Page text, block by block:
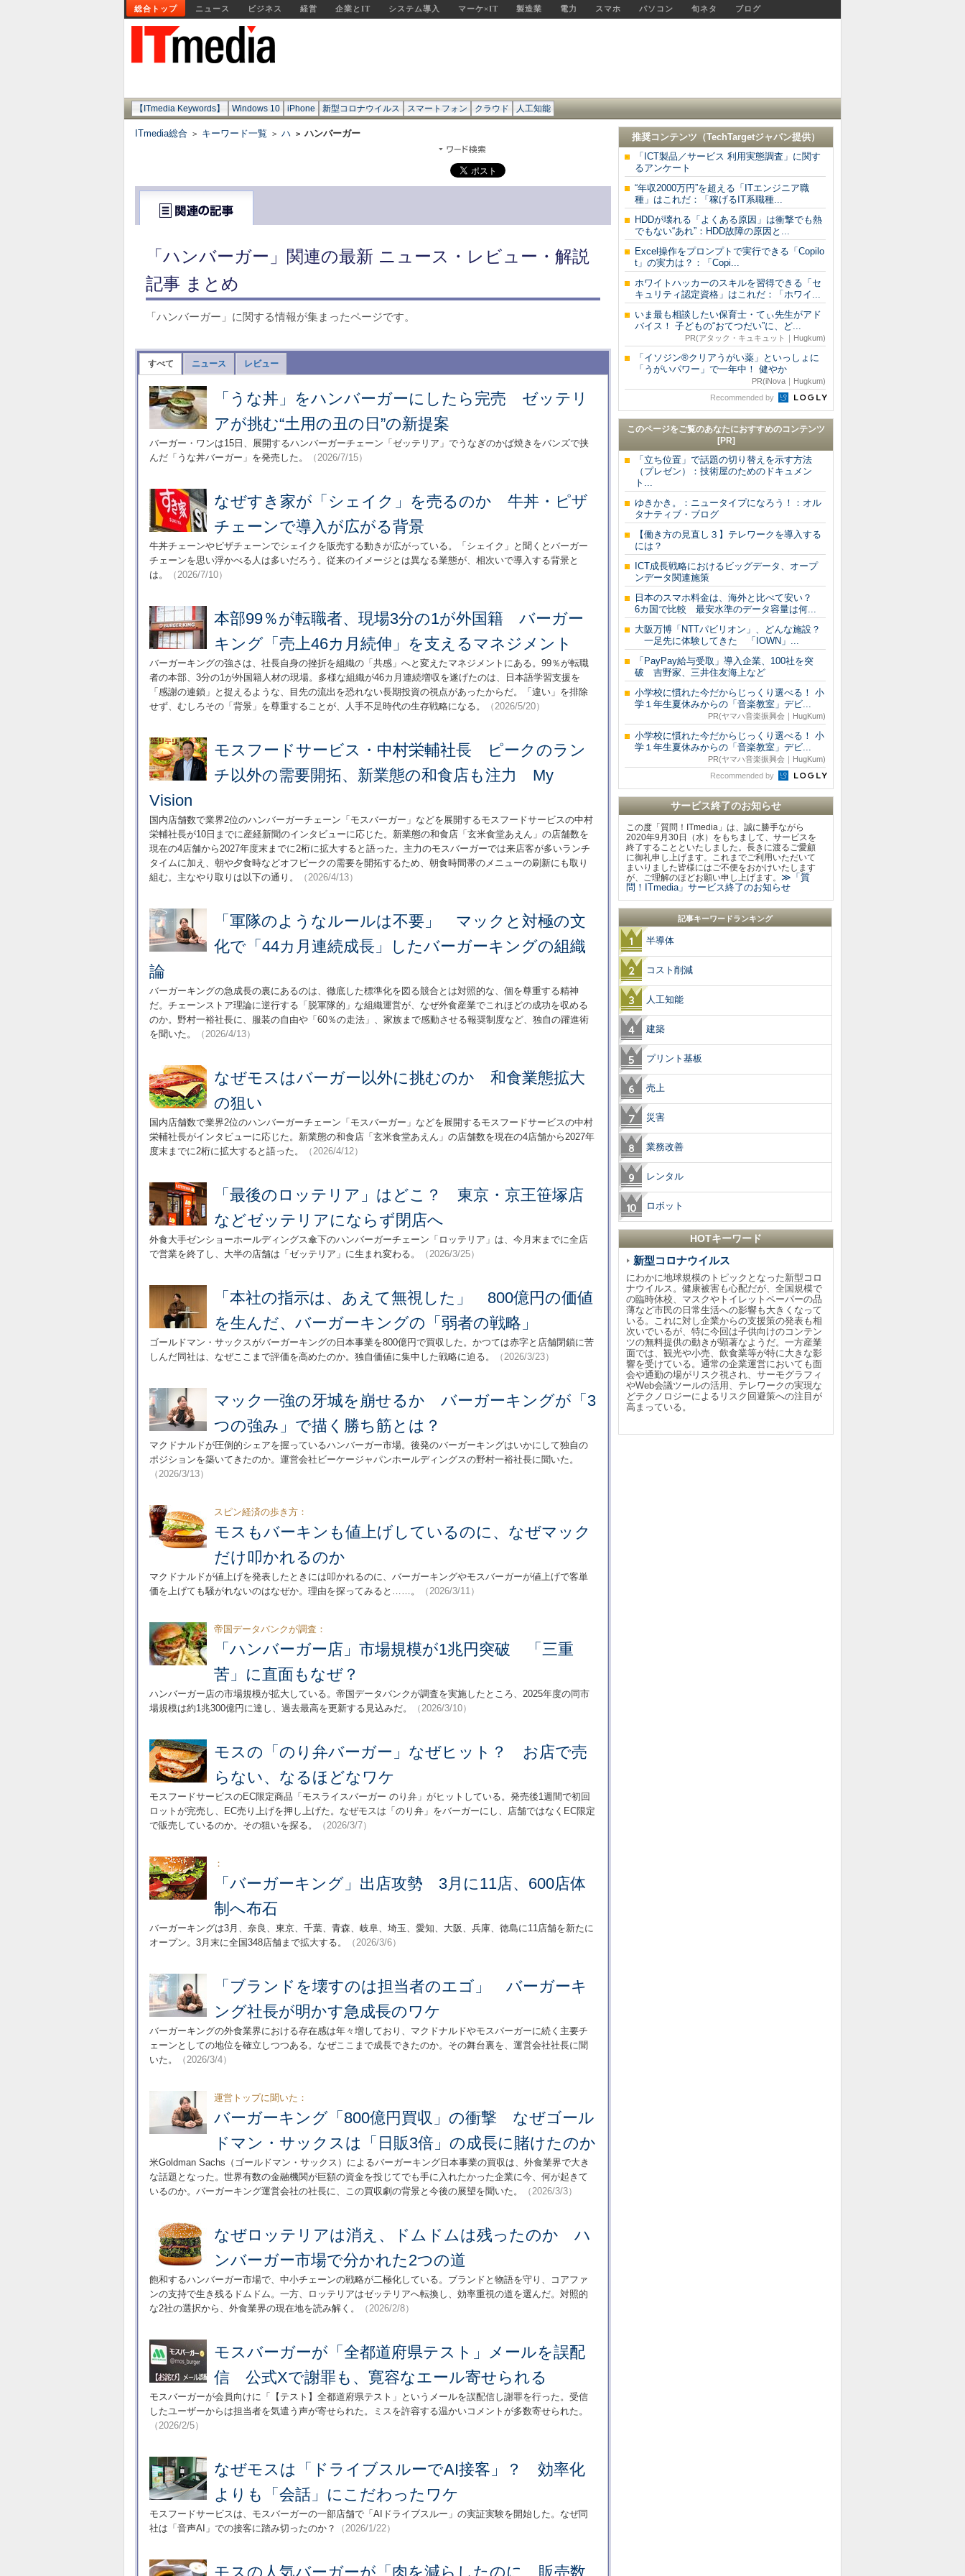
総合トップ ニュース ビジネス 経営 企業とIT システム導入 マーケ×IT 製造業 電力 スマホ パソコン 旬ネタ ブログ
【ITmedia Keywords】 Windows 10 iPhone 新型コロナウイルス スマートフォン クラウド 人工知能
ITmedia総合 > キーワード一覧 > ハ > ハンバーガー
「ハンバーガー」関連の最新 ニュース・レビュー・解説
記事 まとめ
「ハンバーガー」に関する情報が集まったページです。
すべて ニュース レビュー
「うな丼」をハンバーガーにしたら完売 ゼッテリ
アが挑む“土用の丑の日”の新提案
バーガー・ワンは15日、展開するハンバーガーチェーン「ゼッテリア」でうなぎのかば焼きをバンズで挟
んだ「うな丼バーガー」を発売した。
（2026/7/15）
なぜすき家が「シェイク」を売るのか 牛丼・ピザ
チェーンで導入が広がる背景
牛丼チェーンやピザチェーンでシェイクを販売する動きが広がっている。「シェイク」と聞くとバーガー
チェーンを思い浮かべる人は多いだろう。従来のイメージとは異なる業態が、相次いで導入する背景と
は。
（2026/7/10）
本部99％が転職者、現場3分の1が外国籍 バーガー
キング「売上46カ月続伸」を支えるマネジメント
バーガーキングの強さは、社長自身の挫折を組織の「共感」へと変えたマネジメントにある。99％が転職
者の本部、3分の1が外国籍人材の現場。多様な組織が46カ月連続増収を遂げたのは、日本語学習支援を
「感謝の連鎖」と捉えるような、目先の流出を恐れない長期投資の視点があったからだ。「違い」を排除
せず、むしろその「背景」を尊重することが、人手不足時代の生存戦略になる。
（2026/5/20）
モスフードサービス・中村栄輔社長 ピークのラン
チ以外の需要開拓、新業態の和食店も注力 My
Vision
国内店舗数で業界2位のハンバーガーチェーン「モスバーガー」などを展開するモスフードサービスの中村
栄輔社長が10日までに産経新聞のインタビューに応じた。新業態の和食店「玄米食堂あえん」の店舗数を
現在の4店舗から2027年度末までに2桁に拡大すると語った。主力のモスバーガーでは来店客が多いランチ
タイムに加え、朝や夕食時などオフピークの需要を開拓するため、朝食時間帯のメニューの刷新にも取り
組む。主なやり取りは以下の通り。
（2026/4/13）
「軍隊のようなルールは不要」 マックと対極の文
化で「44カ月連続成長」したバーガーキングの組織
論
バーガーキングの急成長の裏にあるのは、徹底した標準化を図る競合とは対照的な、個を尊重する精神
だ。チェーンストア理論に逆行する「脱軍隊的」な組織運営が、なぜ外食産業でこれほどの成功を収める
のか。野村一裕社長に、服装の自由や「60％の走法」、家族まで感動させる報奨制度など、独自の躍進術
を聞いた。
（2026/4/13）
なぜモスはバーガー以外に挑むのか 和食業態拡大
の狙い
国内店舗数で業界2位のハンバーガーチェーン「モスバーガー」などを展開するモスフードサービスの中村
栄輔社長がインタビューに応じた。新業態の和食店「玄米食堂あえん」の店舗数を現在の4店舗から2027年
度末までに2桁に拡大すると語った。
（2026/4/12）
「最後のロッテリア」はどこ？ 東京・京王笹塚店
などゼッテリアにならず閉店へ
外食大手ゼンショーホールディングス傘下のハンバーガーチェーン「ロッテリア」は、今月末までに全店
で営業を終了し、大半の店舗は「ゼッテリア」に生まれ変わる。
（2026/3/25）
「本社の指示は、あえて無視した」 800億円の価値
を生んだ、バーガーキングの「弱者の戦略」
ゴールドマン・サックスがバーガーキングの日本事業を800億円で買収した。かつては赤字と店舗閉鎖に苦
しんだ同社は、なぜここまで評価を高めたのか。独自価値に集中した戦略に迫る。
（2026/3/23）
マック一強の牙城を崩せるか バーガーキングが「3
つの強み」で描く勝ち筋とは？
マクドナルドが圧倒的シェアを握っているハンバーガー市場。後発のバーガーキングはいかにして独自の
ポジションを築いてきたのか。運営会社ビーケージャパンホールディングスの野村一裕社長に聞いた。
（2026/3/13）
スピン経済の歩き方：
モスもバーキンも値上げしているのに、なぜマック
だけ叩かれるのか
マクドナルドが値上げを発表したときには叩かれるのに、バーガーキングやモスバーガーが値上げで客単
価を上げても騒がれないのはなぜか。理由を探ってみると……。
（2026/3/11）
帝国データバンクが調査：
「ハンバーガー店」市場規模が1兆円突破 「三重
苦」に直面もなぜ？
ハンバーガー店の市場規模が拡大している。帝国データバンクが調査を実施したところ、2025年度の同市
場規模は約1兆300億円に達し、過去最高を更新する見込みだ。
（2026/3/10）
モスの「のり弁バーガー」なぜヒット？ お店で売
らない、なるほどなワケ
モスフードサービスのEC限定商品「モスライスバーガー のり弁」がヒットしている。発売後1週間で初回
ロットが完売し、EC売り上げを押し上げた。なぜモスは「のり弁」をバーガーにし、店舗ではなくEC限定
で販売しているのか。その狙いを探る。
（2026/3/7）
：
「バーガーキング」出店攻勢 3月に11店、600店体
制へ布石
バーガーキングは3月、奈良、東京、千葉、青森、岐阜、埼玉、愛知、大阪、兵庫、徳島に11店舗を新たに
オープン。3月末に全国348店舗まで拡大する。
（2026/3/6）
「ブランドを壊すのは担当者のエゴ」 バーガーキ
ング社長が明かす急成長のワケ
バーガーキングの外食業界における存在感は年々増しており、マクドナルドやモスバーガーに続く主要チ
ェーンとしての地位を確立しつつある。なぜここまで成長できたのか。その舞台裏を、運営会社社長に聞
いた。
（2026/3/4）
運営トップに聞いた：
バーガーキング「800億円買収」の衝撃 なぜゴール
ドマン・サックスは「日販3倍」の成長に賭けたのか
米Goldman Sachs（ゴールドマン・サックス）によるバーガーキング日本事業の買収は、外食業界で大き
な話題となった。世界有数の金融機関が巨額の資金を投じてでも手に入れたかった企業に今、何が起きて
いるのか。バーガーキング運営会社の社長に、この買収劇の背景と今後の展望を聞いた。
（2026/3/3）
なぜロッテリアは消え、ドムドムは残ったのか ハ
ンバーガー市場で分かれた2つの道
飽和するハンバーガー市場で、中小チェーンの戦略が二極化している。ブランドと物語を守り、コアファ
ンの支持で生き残るドムドム。一方、ロッテリアはゼッテリアへ転換し、効率重視の道を選んだ。対照的
な2社の選択から、外食業界の現在地を読み解く。
（2026/2/8）
モスバーガーが「全都道府県テスト」メールを誤配
信 公式Xで謝罪も、寛容なエール寄せられる
モスバーガーが会員向けに「【テスト】全都道府県テスト」というメールを誤配信し謝罪を行った。受信
したユーザーからは担当者を気遣う声が寄せられた。ミスを許容する温かいコメントが多数寄せられた。
（2026/2/5）
なぜモスは「ドライブスルーでAI接客」？ 効率化
よりも「会話」にこだわったワケ
モスフードサービスは、モスバーガーの一部店舗で「AIドライブスルー」の実証実験を開始した。なぜ同
社は「音声AI」での接客に踏み切ったのか？
（2026/1/22）
モスの人気バーガーが「肉を減らしたのに、販売数
推奨コンテンツ（TechTargetジャパン提供）
「ICT製品／サービス 利用実態調査」に関す
るアンケート
“年収2000万円”を超える「ITエンジニア職
種」はこれだ：「稼げるIT系職種...
HDDが壊れる「よくある原因」は衝撃でも熱
でもない“あれ”：HDD故障の原因と...
Excel操作をプロンプトで実行できる「Copilo
t」の実力は？：「Copi...
ホワイトハッカーのスキルを習得できる「セ
キュリティ認定資格」はこれだ：「ホワイ...
いま最も相談したい保育士・てぃ先生がアド
バイス！ 子どもの“おてつだい”に、ど...
PR(アタック・キュキュット｜Hugkum)
「イソジン®クリアうがい薬」といっしょに
「うがいパワー」で一年中！ 健やか
PR(iNova｜Hugkum)
Recommended by
このページをご覧のあなたにおすすめのコンテンツ
[PR]
「立ち位置」で話題の切り替えを示す方法
（プレゼン）：技術屋のためのドキュメン
ト...
ゆきかき。：ニュータイプになろう！：オル
タナティブ・ブログ
【働き方の見直し３】テレワークを導入する
には？
ICT成長戦略におけるビッグデータ、オープ
ンデータ関連施策
日本のスマホ料金は、海外と比べて安い？
6カ国で比較 最安水準のデータ容量は何...
大阪万博「NTTパビリオン」、どんな施設？
一足先に体験してきた 「IOWN」...
「PayPay給与受取」導入企業、100社を突
破 吉野家、三井住友海上など
小学校に慣れた今だからじっくり選べる！ 小
学１年生夏休みからの「音楽教室」デビ...
PR(ヤマハ音楽振興会｜HugKum)
小学校に慣れた今だからじっくり選べる！ 小
学１年生夏休みからの「音楽教室」デビ...
PR(ヤマハ音楽振興会｜HugKum)
Recommended by
サービス終了のお知らせ
この度「質問！ITmedia」は、誠に勝手ながら
2020年9月30日（水）をもちまして、サービスを
終了することといたしました。長きに渡るご愛顧
に御礼申し上げます。これまでご利用いただいて
まいりました皆様にはご不便をおかけいたします
が、ご理解のほどお願い申し上げます。 ≫「質
問！ITmedia」サービス終了のお知らせ
記事キーワードランキング
半導体
コスト削減
人工知能
建築
プリント基板
売上
災害
業務改善
レンタル
ロボット
HOTキーワード
新型コロナウイルス
にわかに地球規模のトピックとなった新型コロ
ナウイルス。健康被害も心配だが、全国規模で
の臨時休校、マスクやトイレットペーパーの品
薄など市民の日常生活への影響も大きくなって
いる。これに対し企業からの支援策の発表も相
次いでいるが、特に今回は子供向けのコンテン
ツの無料提供の動きが顕著なようだ。一方産業
面では、観光や小売、飲食業等が特に大きな影
響を受けている。通常の企業運営においても面
会や通勤の場がリスク視され、サーモグラフィ
やWeb会議ツールの活用、テレワークの実現な
どテクノロジーによるリスク回避策への注目が
高まっている。